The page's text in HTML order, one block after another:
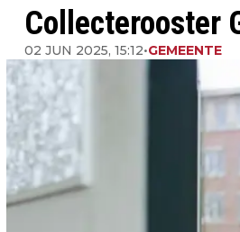
Collecterooster
02 JUN 2025, 15:12•GEMEENTE